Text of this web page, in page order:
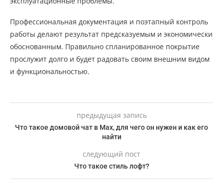
Профессиональная документация и поэтапный контроль
работы делают результат предсказуемым и экономически
обоснованным. Правильно спланированное покрытие
прослужит долго и будет радовать своим внешним видом
и функциональностью.
предыдущая запись
Что такое домовой чат в Mах, для чего он нужен и как его
найти
следующий пост
Что такое стиль лофт?